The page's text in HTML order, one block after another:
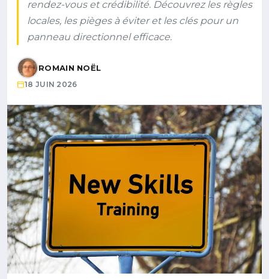
rendez-vous et crédibilité. Découvrez les règles
locales, les pièges à éviter et les clés pour un
panneau directionnel efficace.
ROMAIN NOËL
18 JUIN 2026